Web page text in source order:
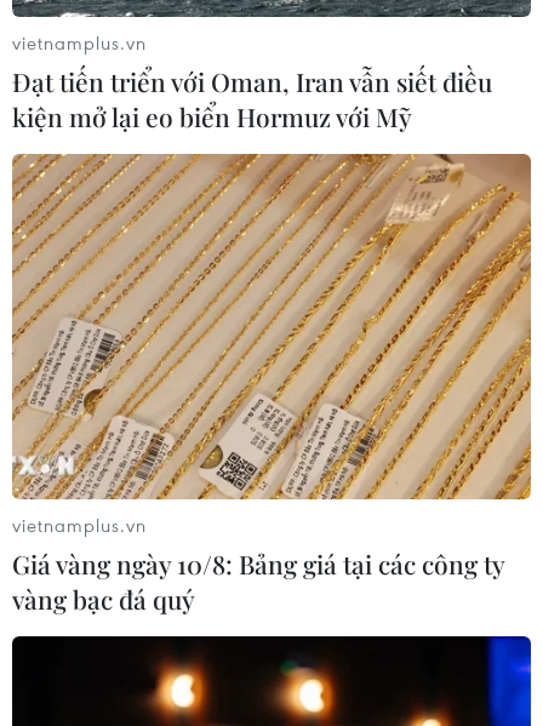
yêu; nhận nước giải khát khi đăng ký tham
quan triển lãm.
Đặc biệt, khách tham quan còn được trải
nghiệm chương trình trình diễn nấu ăn, thưởng
thức cá hồi Na Uy./.
(TTXVN/Vietnam+)
#Triển lãm quốc tế chuyên ngành thực phẩm
#Công nghệ chế biến
vietnamplus.vn
Đạt tiến triển với Oman, Iran vẫn siết điều
kiện mở lại eo biển Hormuz với Mỹ
vietnamplus.vn
Giá vàng ngày 10/8: Bảng giá tại các công ty
vàng bạc đá quý